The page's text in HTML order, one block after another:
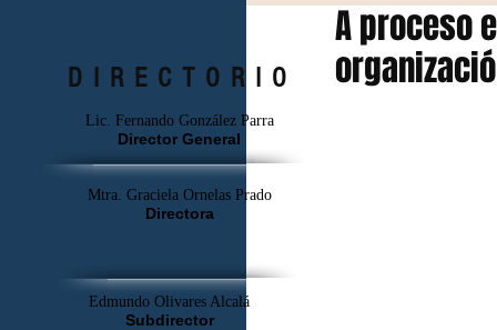
A proceso
DIRECTORIO
Lic. Fernando González Parra
Director General
Mtra. Graciela Ornelas Prado
Directora
Edmundo Olivares Alcalá
Subdirector